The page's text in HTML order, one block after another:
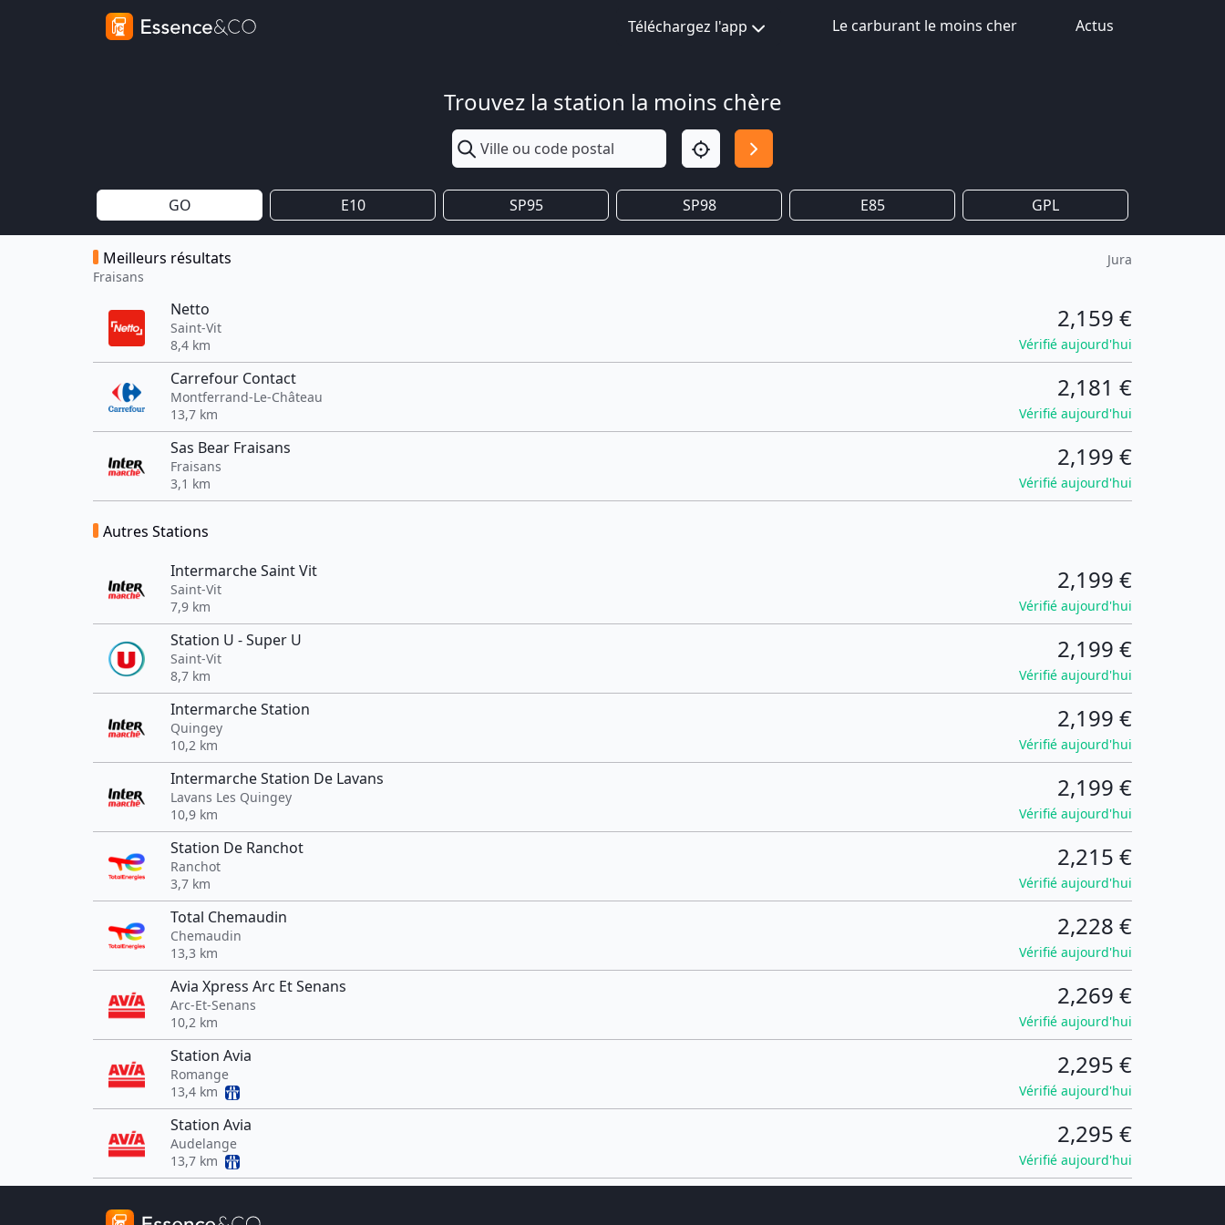
Téléchargez l'app Le carburant le moins cher Actus
Trouvez la station la moins chère
GO E10 SP95 SP98 E85 GPL
Meilleurs résultats
Fraisans
Jura
Netto
Saint-Vit
8,4 km
2,159 €
Vérifié aujourd'hui
Carrefour Contact
Montferrand-Le-Château
13,7 km
2,181 €
Vérifié aujourd'hui
Sas Bear Fraisans
Fraisans
3,1 km
2,199 €
Vérifié aujourd'hui
Autres Stations
Intermarche Saint Vit
Saint-Vit
7,9 km
2,199 €
Vérifié aujourd'hui
Station U - Super U
Saint-Vit
8,7 km
2,199 €
Vérifié aujourd'hui
Intermarche Station
Quingey
10,2 km
2,199 €
Vérifié aujourd'hui
Intermarche Station De Lavans
Lavans Les Quingey
10,9 km
2,199 €
Vérifié aujourd'hui
Station De Ranchot
Ranchot
3,7 km
2,215 €
Vérifié aujourd'hui
Total Chemaudin
Chemaudin
13,3 km
2,228 €
Vérifié aujourd'hui
Avia Xpress Arc Et Senans
Arc-Et-Senans
10,2 km
2,269 €
Vérifié aujourd'hui
Station Avia
Romange
13,4 km
2,295 €
Vérifié aujourd'hui
Station Avia
Audelange
13,7 km
2,295 €
Vérifié aujourd'hui